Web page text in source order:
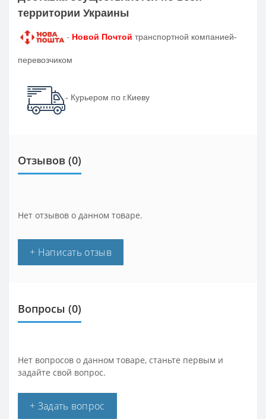
территории Украины
- Новой Почтой транспортной компанией-
перевозчиком
- Курьером по г.Киеву
Отзывов (0)
Нет отзывов о данном товаре.
+ Написать отзыв
Вопросы (0)
Нет вопросов о данном товаре, станьте первым и
задайте свой вопрос.
+ Задать вопрос